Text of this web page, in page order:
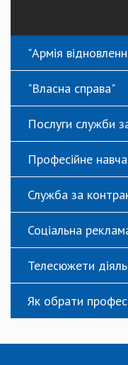
"Армія
"Власна справа"
Послуги служби
Професійне
Служба за
Соціальна
Телесюжети
Як обрати